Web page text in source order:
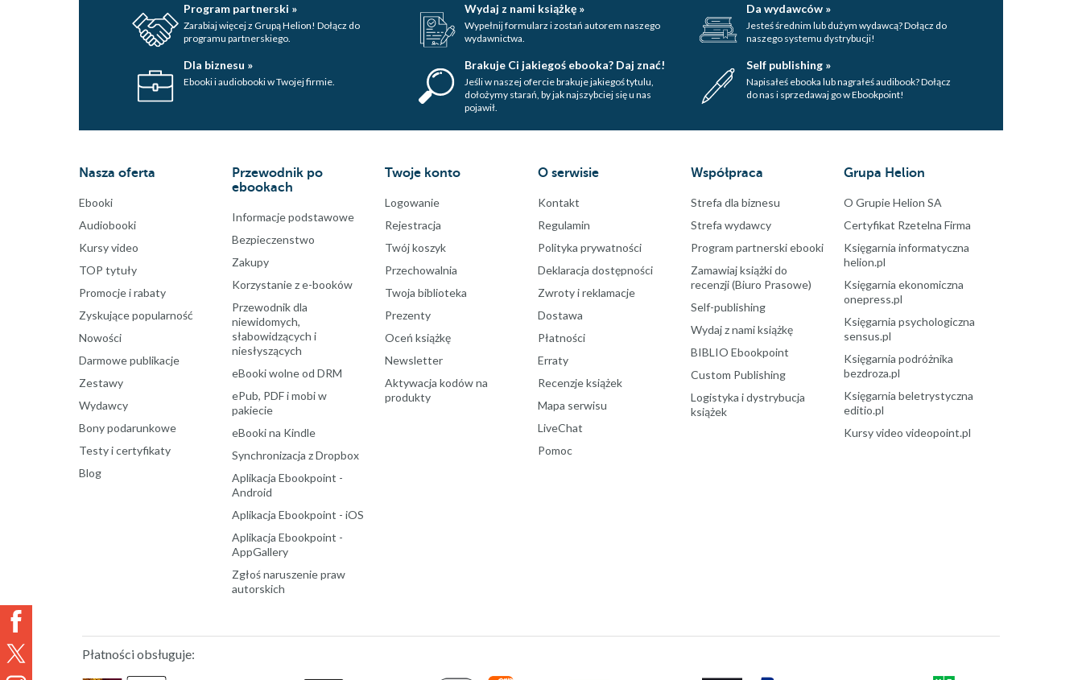
Program partnerski »
Zarabiaj więcej z Grupą Helion! Dołącz do
programu partnerskiego.
Wydaj z nami książkę »
Wypełnij formularz i zostań autorem naszego
wydawnictwa.
Da wydawców »
Jesteś średnim lub dużym wydawcą? Dołącz do
naszego systemu dystrybucji!
Dla biznesu »
Ebooki i audiobooki w Twojej firmie.
Brakuje Ci jakiegoś ebooka? Daj znać!
Jeśli w naszej ofercie brakuje jakiegoś tytulu,
dołożymy starań, by jak najszybciej się u nas
pojawił.
Self publishing »
Napisałeś ebooka lub nagrałeś audibook? Dołącz
do nas i sprzedawaj go w Ebookpoint!
Nasza oferta
Ebooki
Audiobooki
Kursy video
TOP tytuły
Promocje i rabaty
Zyskujące popularność
Nowości
Darmowe publikacje
Zestawy
Wydawcy
Bony podarunkowe
Testy i certyfikaty
Blog
Przewodnik po
ebookach
Informacje podstawowe
Bezpieczenstwo
Zakupy
Korzystanie z e-booków
Przewodnik dla
niewidomych,
słabowidzących i
niesłyszących
eBooki wolne od DRM
ePub, PDF i mobi w
pakiecie
eBooki na Kindle
Synchronizacja z Dropbox
Aplikacja Ebookpoint -
Android
Aplikacja Ebookpoint - iOS
Aplikacja Ebookpoint -
AppGallery
Zgłoś naruszenie praw
autorskich
Twoje konto
Logowanie
Rejestracja
Twój koszyk
Przechowalnia
Twoja biblioteka
Prezenty
Oceń książkę
Newsletter
Aktywacja kodów na
produkty
O serwisie
Kontakt
Regulamin
Polityka prywatności
Deklaracja dostępności
Zwroty i reklamacje
Dostawa
Płatności
Erraty
Recenzje książek
Mapa serwisu
LiveChat
Pomoc
Współpraca
Strefa dla biznesu
Strefa wydawcy
Program partnerski ebooki
Zamawiaj książki do
recenzji (Biuro Prasowe)
Self-publishing
Wydaj z nami książkę
BIBLIO Ebookpoint
Custom Publishing
Logistyka i dystrybucja
książek
Grupa Helion
O Grupie Helion SA
Certyfikat Rzetelna Firma
Księgarnia informatyczna
helion.pl
Księgarnia ekonomiczna
onepress.pl
Księgarnia psychologiczna
sensus.pl
Księgarnia podróżnika
bezdroza.pl
Księgarnia beletrystyczna
editio.pl
Kursy video videopoint.pl
Płatności obsługuje: